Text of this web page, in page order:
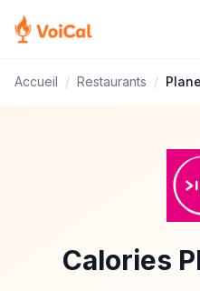
Accueil / Restaurants /
Calories